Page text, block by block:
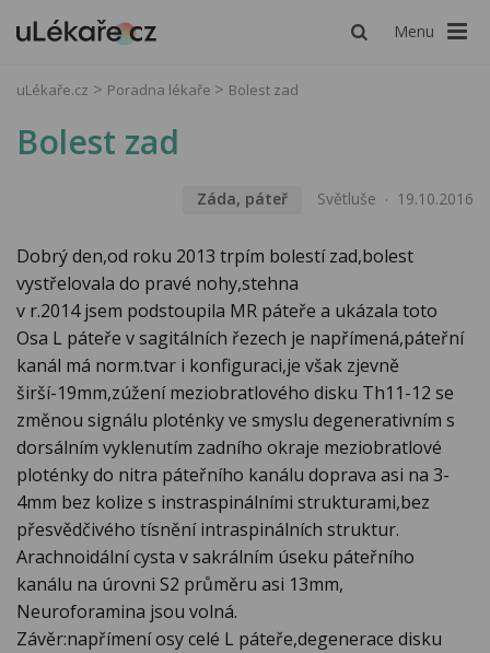
Menu
uLékaře.cz Poradna lékaře Bolest zad
Bolest zad
Záda, páteř Světluše 19.10.2016
Dobrý den,od roku 2013 trpím bolestí zad,bolest
vystřelovala do pravé nohy,stehna
v r.2014 jsem podstoupila MR páteře a ukázala toto
Osa L páteře v sagitálních řezech je napřímená,páteřní
kanál má norm.tvar i konfiguraci,je však zjevně
širší-19mm,zúžení meziobratlového disku Th11-12 se
změnou signálu ploténky ve smyslu degenerativním s
dorsálním vyklenutím zadního okraje meziobratlové
ploténky do nitra páteřního kanálu doprava asi na 3-
4mm bez kolize s instraspinálními strukturami,bez
přesvědčivého tísnění intraspinálních struktur.
Arachnoidální cysta v sakrálním úseku páteřního
kanálu na úrovni S2 průměru asi 13mm,
Neuroforamina jsou volná.
Závěr:napřímení osy celé L páteře,degenerace disku